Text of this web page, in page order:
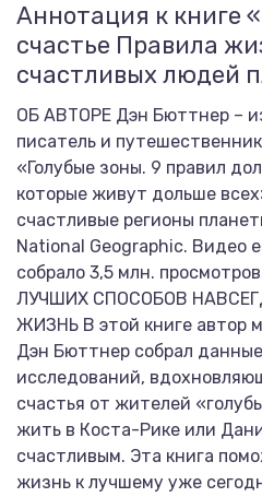
Аннотация к книге
счастье Правила
счастливых людей
ОБ АВТОРЕ Дэн Бюттнер –
писатель и
«Голубые зоны. 9 правил
которые живут дольше
счастливые регионы
National Geographic. Видео
собрало 3,5 млн.
ЛУЧШИХ СПОСОБОВ
ЖИЗНЬ В этой книге автор
Дэн Бюттнер собрал
исследований,
счастья от жителей
жить в Коста-Рике или
счастливым. Эта книга
жизнь к лучшему уже